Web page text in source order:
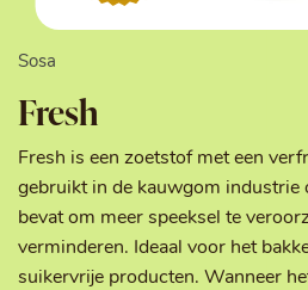
Sosa
Fresh
Fresh is een zoetstof met een
gebruikt in de kauwgom industrie
bevat om meer speeksel te
verminderen. Ideaal voor het
suikervrije producten. Wanneer